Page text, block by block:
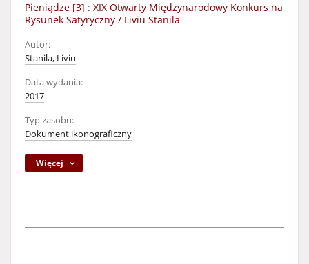
Pieniądze [3] : XIX Otwarty Międzynarodowy Konkurs na
Rysunek Satyryczny / Liviu Stanila
Autor:
Stanila, Liviu
Data wydania:
2017
Typ zasobu:
Dokument ikonograficzny
Więcej